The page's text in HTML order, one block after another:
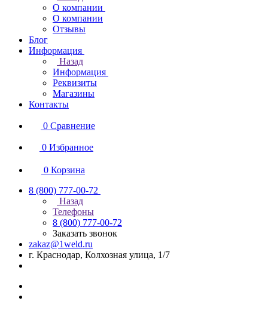
О компании
О компании
Отзывы
Блог
Информация
Назад
Информация
Реквизиты
Магазины
Контакты
0 Сравнение
0 Избранное
0 Корзина
8 (800) 777-00-72
Назад
Телефоны
8 (800) 777-00-72
Заказать звонок
zakaz@1weld.ru
г. Краснодар, Колхозная улица, 1/7